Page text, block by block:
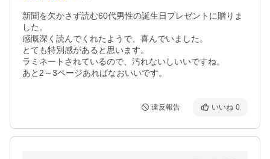
新聞を欠かさず読む60代男性の誕生日プレゼントに贈りま
した。
感慨深く読んでくれたようで、喜んでいました。
とても特別感があると思います。
ラミネートされているので、汚れないしいいですね。
あと2～3ページあればなおいいです。
違反報告 いいね 0